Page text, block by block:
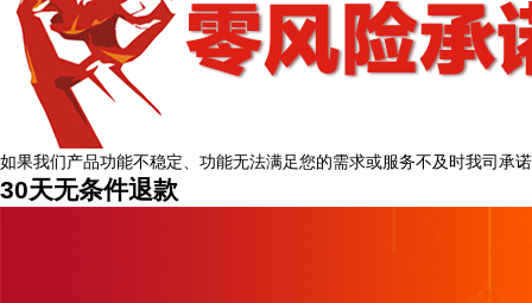
如果我们产品功能不稳定、功能无法满足您的需求或服务不及时我司承诺
30天无条件退款